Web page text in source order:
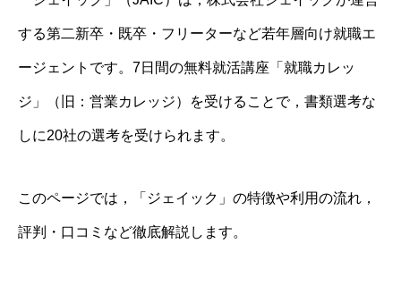
する第二新卒・既卒・フリーターなど若年層向け就職エ
ージェントです。7日間の無料就活講座「就職カレッ
ジ」（旧：営業カレッジ）を受けることで，書類選考な
しに20社の選考を受けられます。
このページでは，「ジェイック」の特徴や利用の流れ，
評判・口コミなど徹底解説します。